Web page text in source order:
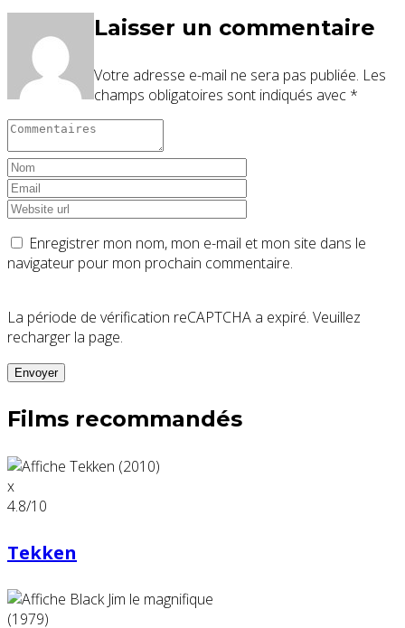
Laisser un commentaire
Votre adresse e-mail ne sera pas publiée. Les
champs obligatoires sont indiqués avec *
Enregistrer mon nom, mon e-mail et mon site dans le
navigateur pour mon prochain commentaire.
La période de vérification reCAPTCHA a expiré. Veuillez
recharger la page.
Films recommandés
x
4.8/10
Tekken